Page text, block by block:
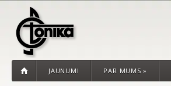
JAUNUMI PAR MUMS »